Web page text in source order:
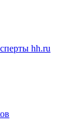
hh.ru